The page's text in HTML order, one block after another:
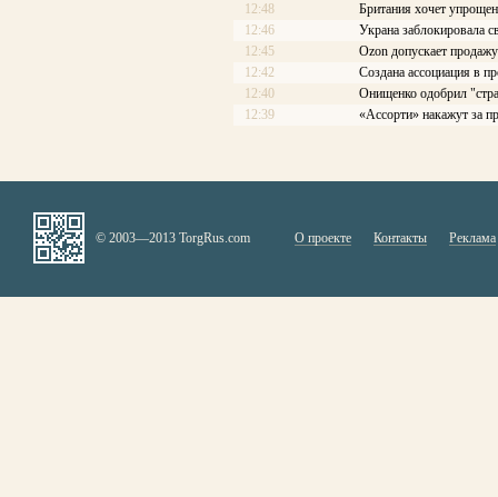
12:48
Британия хочет
12:46
Украна заблокировала
12:45
Ozon допускает
12:42
Создана ассоциация в
12:40
Онищенко одобрил
12:39
«Ассорти» накажут за
© 2003—2013 TorgRus.com О проекте Контакты Реклама